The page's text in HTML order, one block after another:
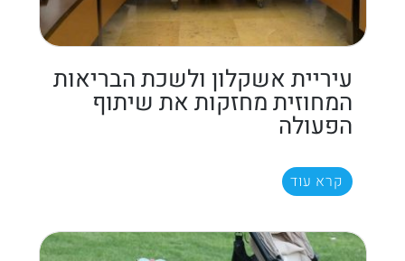
עיריית אשקלון ולשכת הבריאות
המחוזית מחזקות את שיתוף
הפעולה
קרא עוד